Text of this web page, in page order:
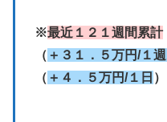
※最近１２１週間累計
（ ＋３１．５万円/１
（ ＋４．５万円/１日 ）